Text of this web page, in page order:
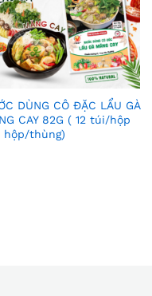
h
Thê
m
DÙNG CÔ ĐẶC LẨU GÀ
CAY 82G ( 12 túi/hộp
hộp/thùng)